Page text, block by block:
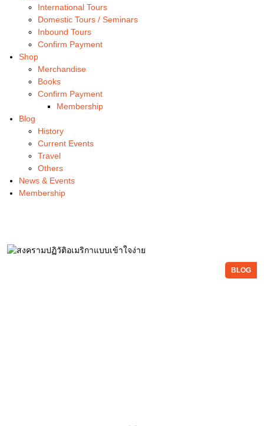
International Tours
Domestic Tours / Seminars
Inbound Tours
Confirm Payment
Shop
Merchandise
Books
Confirm Payment
Membership
Blog
History
Current Events
Travel
Others
News & Events
Membership
BLOG